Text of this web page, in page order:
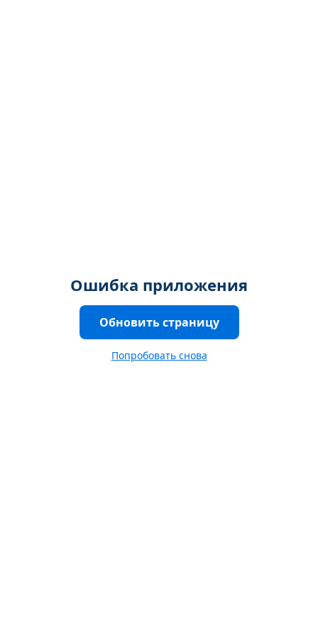
Ошибка приложения
Обновить страницу
Попробовать снова